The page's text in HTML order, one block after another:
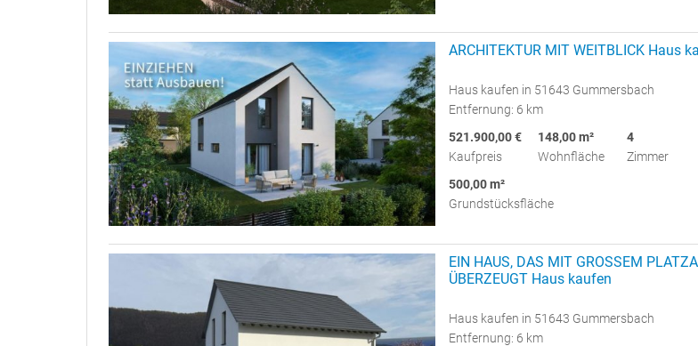
ARCHITEKTUR MIT WEITBLICK Haus
Haus kaufen in 51643 Gummersbach
Entfernung: 6 km
521.900,00 €
Kaufpreis
148,00 m²
Wohnfläche
4
Zimmer
500,00 m²
Grundstücksfläche
EIN HAUS, DAS MIT GROSSEM
ÜBERZEUGT Haus kaufen
Haus kaufen in 51643 Gummersbach
Entfernung: 6 km